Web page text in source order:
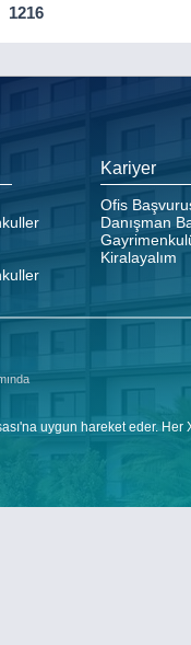
1216
Kariyer
Ofis
Danışman
Kiralayalım
uygun hareket eder. Her